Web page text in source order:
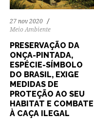
27 nov 2020
Meio Ambiente
PRESERVAÇÃO DA
ONÇA-PINTADA,
ESPÉCIE-SÍMBOLO
DO BRASIL, EXIGE
MEDIDAS DE
PROTEÇÃO AO SEU
HABITAT E COMBATE
À CAÇA ILEGAL